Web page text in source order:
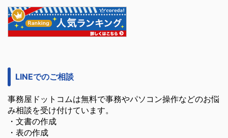
LINEでのご相談
事務屋ドットコムは無料で事務やパソコン操作などのお悩
み相談を受け付けています。
・文書の作成
・表の作成